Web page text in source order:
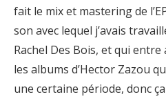
fait le mix et mastering de
son avec lequel j’avais
Rachel Des Bois, et qui
les albums d’Hector Zazou
une certaine période, donc